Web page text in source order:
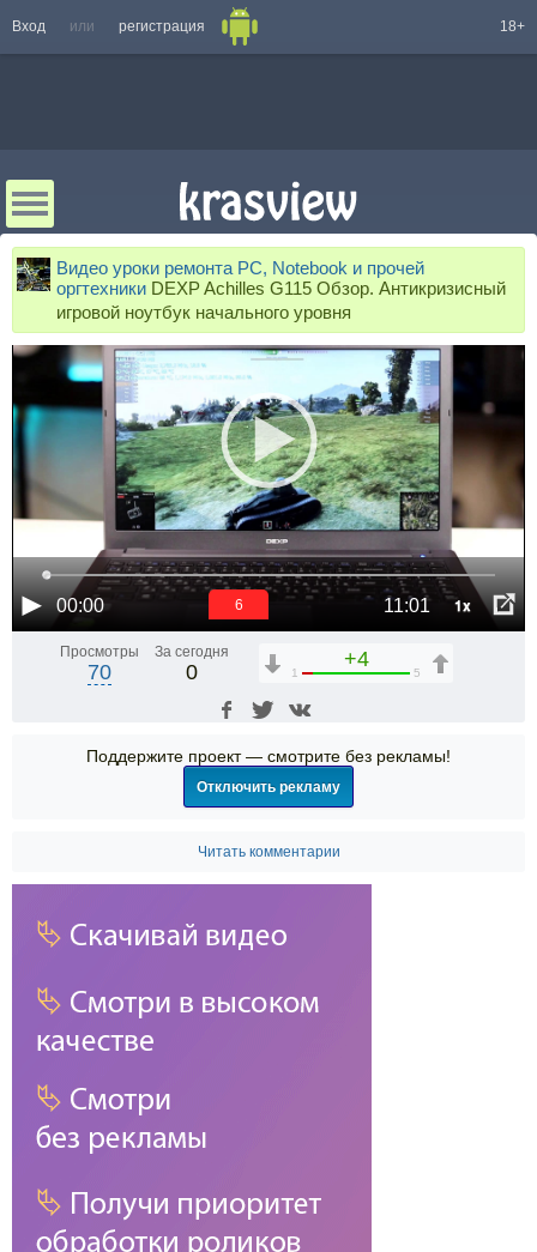
Вход или регистрация 18+
Видео уроки ремонта PC, Notebook и прочей
оргтехники DEXP Achilles G115 Обзор. Антикризисный
игровой ноутбук начального уровня
00:00 11:01 1x
5
Просмотры
70
За сегодня
0
+4
1 5
Поддержите проект — смотрите без рекламы!
Отключить рекламу
Читать комментарии